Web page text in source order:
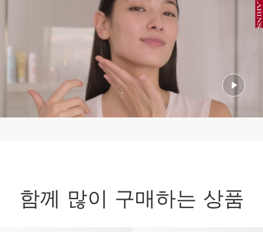
함께 많이 구매하는 상품